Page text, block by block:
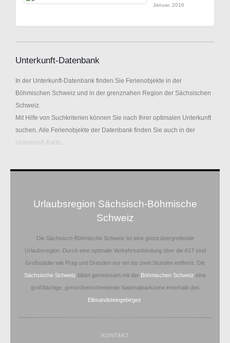
Januar, 2016
Unterkunft-Datenbank
In der Unterkunft-Datenbank finden Sie Ferienobjekte in der
Böhmischen Schweiz und in der grenznahen Region der Sächsischen
Schweiz.
Mit Hilfe von Suchkriterien können Sie nach Ihrer optimalen Unterkunft
suchen. Alle Ferienobjekte der Datenbank finden Sie auch in der
Unterkunft-Karte.
Urlaubsregion Sächsisch-Böhmische
Schweiz
Die Sächsisch-Böhmische Schweiz ist eine grenzübergreifende
Urlaubsregion. Durch eine optimale Verkehrsanbindung über die A17 sind
Großstädte wie Prag und Dresden nur ein bis zwei Stunden entfernt. Die
Sächsische Schweiz bildet gemeinsam mit der Böhmischen Schweiz eine
großflächige, grenzüberschreitende Nationalparkzone innerhalb des
Elbsandsteingebirges
KONTAKT